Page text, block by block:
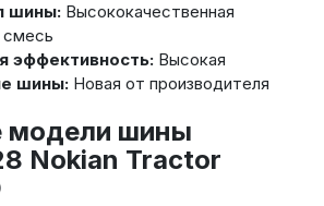
шины:Высококачественная
смесь
эффективность:Высокая
шины:Новая от производителя
модели шины
Nokian Tractor